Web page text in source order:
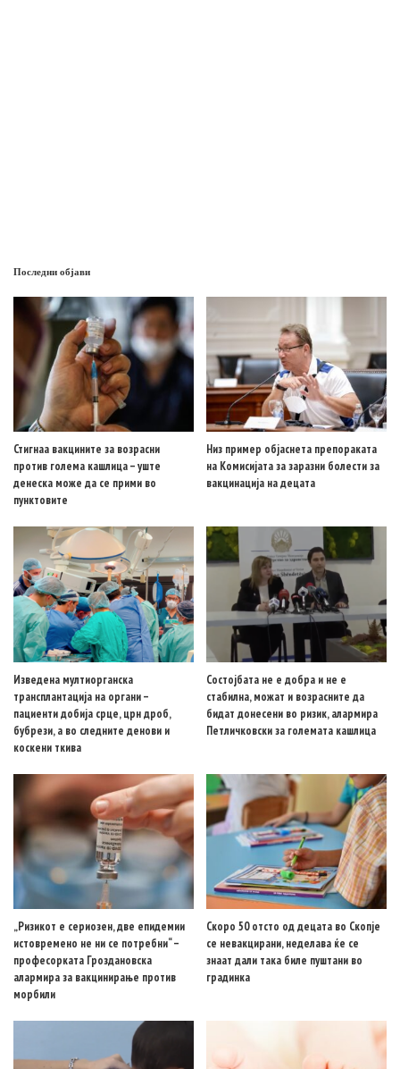
Последни објави
Стигнаа вакцините за возрасни
против голема кашлица – уште
денеска може да се прими во
пунктовите
Низ пример објаснета препораката
на Комисијата за заразни болести за
вакцинација на децата
Изведена мултиорганска
трансплантација на органи –
пациенти добија срце, црн дроб,
бубрези, а во следните денови и
коскени ткива
Состојбата не е добра и не е
стабилна, можат и возрасните да
бидат донесени во ризик, алармира
Петличковски за големата кашлица
„Ризикот е сериозен, две епидемии
истовремено не ни се потребни“ –
професорката Гроздановска
алармира за вакцинирање против
морбили
Скоро 50 отсто од децата во Скопје
се невакцирани, неделава ќе се
знаат дали така биле пуштани во
градинка